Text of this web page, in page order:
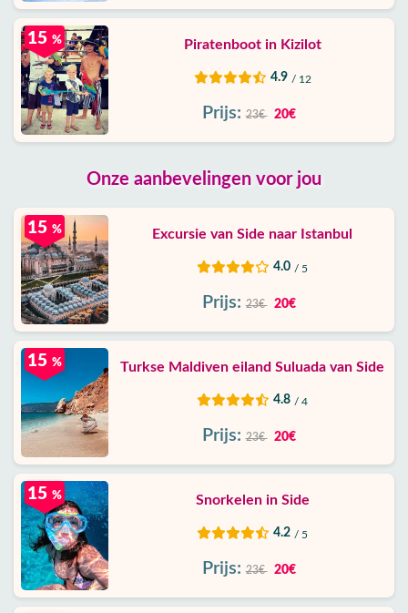
Piratenboot in Kizilot
4.9 / 12
15 %
Prijs: 23€ 20€
Onze aanbevelingen voor jou
Excursie van Side naar Istanbul
4.0 / 5
15 %
Prijs: 23€ 20€
Turkse Maldiven eiland Suluada van Side
4.8 / 4
15 %
Prijs: 23€ 20€
Snorkelen in Side
4.2 / 5
15 %
Prijs: 23€ 20€